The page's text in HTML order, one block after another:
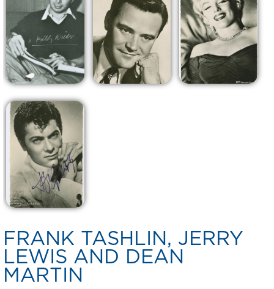
FRANK TASHLIN, JERRY
LEWIS AND DEAN
MARTIN